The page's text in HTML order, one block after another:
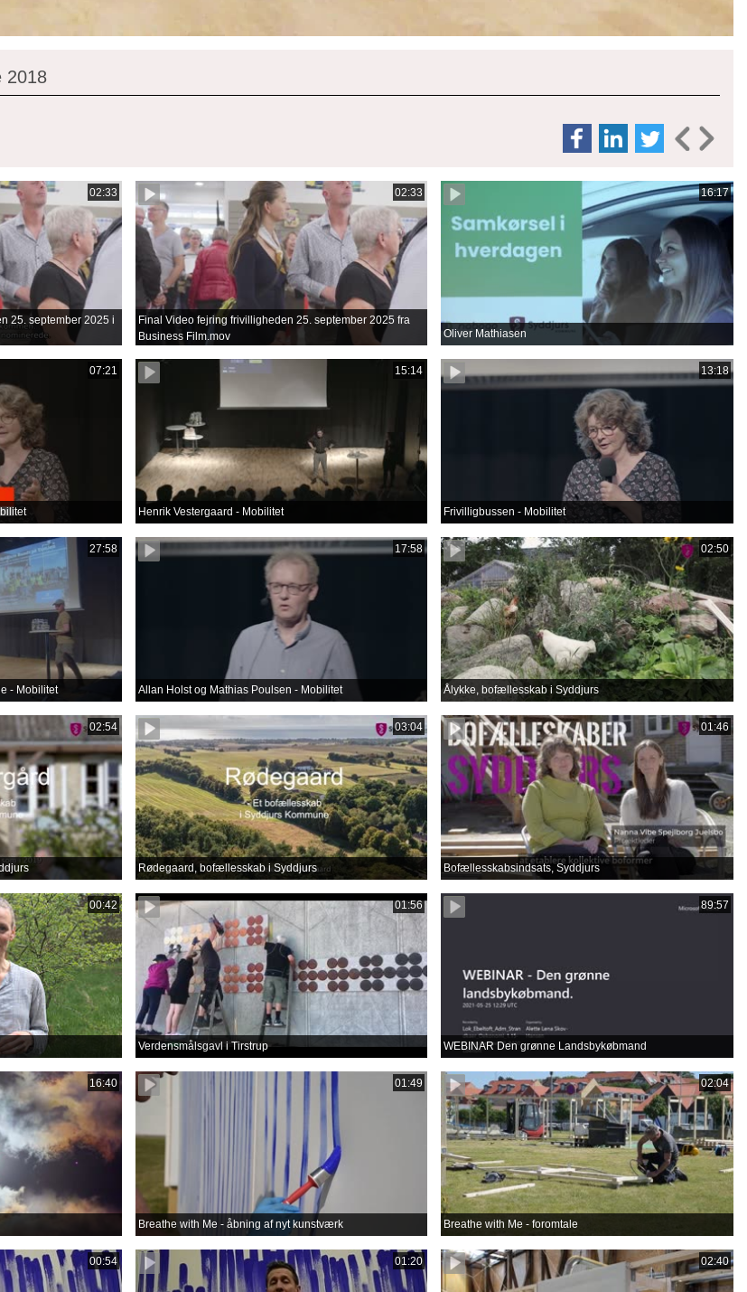
2018
02:33
25. september 2025 i
02:33
Final Video fejring frivilligheden 25. september 2025 fra
Business Film.mov
16:17
Oliver Mathiasen
07:21 15:14
Henrik Vestergaard - Mobilitet
13:18
Frivilligbussen - Mobilitet
27:58
- Mobilitet
17:58
Allan Holst og Mathias Poulsen - Mobilitet
02:50
Ålykke, bofællesskab i Syddjurs
02:54 03:04
Rødegaard, bofællesskab i Syddjurs
01:46
Bofællesskabsindsats, Syddjurs
00:42 01:56
Verdensmålsgavl i Tirstrup
89:57
WEBINAR Den grønne Landsbykøbmand
16:40 01:49
Breathe with Me - åbning af nyt kunstværk
02:04
Breathe with Me - foromtale
00:54 01:20 02:40